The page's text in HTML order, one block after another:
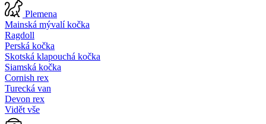
Plemena
Mainská mývalí kočka
Ragdoll
Perská kočka
Skotská klapouchá kočka
Siamská kočka
Cornish rex
Turecká van
Devon rex
Vidět vše